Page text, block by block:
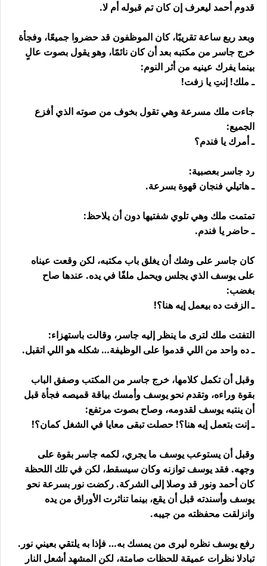
قدوم أحمد ليعرف إن كان تم قبوله أم لا.
وبعد ربع ساعة تقريبًا، كان الموظفون قد حضروا جميعًا، وفجأة
خرج جاسر من مكتبه بعد أن كان نائمًا، وهو يقول بصوت عالٍ
بينما يفرك عينيه من أثر النوم:
ـ ملك! إنتِ يا زفت!
جاءت ملك مسرعة وهي تقول بخوف من صوته الذي أفزع
الجميع:
ـ أمرك يا فندم؟
رد جاسر بعصبية:
ـ هاتيلي فنجان قهوة بسرعة.
تمتمت ملك وهي تلوي شفتيها دون أن يلاحظ:
ـ حاضر يا فندم.
كان جاسر على وشك أن يغلق باب مكتبه، لكن وقعت عيناه
على يوسف الذي يجلس ويحمل ملفًا في يده. عندها صاح
بغضب:
ـ الزفت ده بيعمل إيه هنا؟!
التفتت ملك لترى ما ينظر إليه جاسر، وقالت باستهزاء:
ـ ده واحد من اللي قدموا على الوظيفة… شكله هو اللي اتقبل.
وقبل أن تكمل كلامها، خرج جاسر من المكتب وصفق الباب
بقوة وراءه، وتقدم نحو يوسف وأمسك بياقة قميصه فجأة قبل
أن ينتبه يوسف لقدومه، وصاح بصوت مرتفع:
ـ إنت بتعمل إيه هنا؟! حصلت تبقى معايا في الشغل كمان؟!
وقبل أن يستوعب يوسف ما يجري، لكمه جاسر بقوة على
وجهه. فقد يوسف توازنه وكان سيسقط، لكن في تلك اللحظة
كان أحمد ونور قد وصلا إلى الشركة. ركضت نور بسرعة نحو
يوسف وأسندته قبل أن يقع، بينما تناثرت الأوراق من يده
وانزلقت محفظته من جيبه.
رفع يوسف نظره ليرى من يمسك به… فإذا به يلتقي بعيني نور.
تبادلا نظرات عميقة للحظات صامتة، لكن المشهد أشعل النار